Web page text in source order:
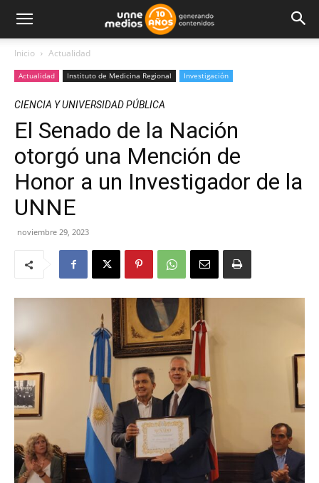
Inicio Actualidad
Actualidad Instituto de Medicina Regional Investigación
CIENCIA Y UNIVERSIDAD PÚBLICA
El Senado de la Nación
otorgó una Mención de
Honor a un Investigador de la
UNNE
noviembre 29, 2023